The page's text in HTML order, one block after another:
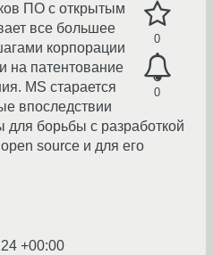
0
0
ПО с открытым
все большее
корпорации
на патентование
MS старается
впоследствии
для борьбы с разработкой
source и для его
+00:00